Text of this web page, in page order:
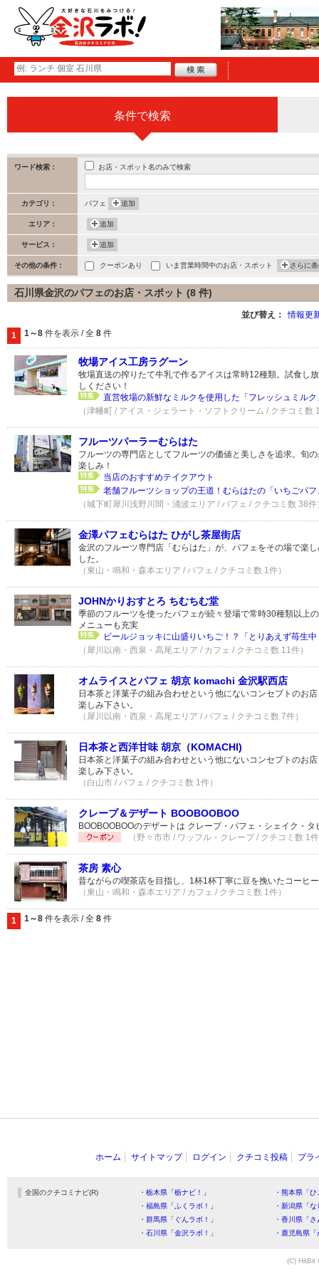
条件で検索
ワード検索： お店・スポット名のみで検索
カテゴリ： パフェ 追加
エリア： 追加
サービス： 追加
その他の条件： クーポンあり いま営業時間中のお店・スポット さらに
石川県金沢のパフェのお店・スポット (8 件)
並び替え： 情報更
1 1～8 件を表示 / 全 8 件
牧場アイス工房ラグーン
牧場直送の搾りたて牛乳で作るアイスは常時12種類。試食し
しください！
直営牧場の新鮮なミルクを使用した「フレッシュミル
（津幡町 / アイス・ジェラート・ソフトクリーム / クチコミ数
フルーツパーラーむらはた
フルーツの専門店としてフルーツの価値と美しさを追求。旬
楽しみ！
当店のおすすめテイクアウト
老舗フルーツショップの王道！むらはたの「いちごパフ
（城下町犀川浅野川間・涌波エリア / パフェ / クチコミ数 38件
金澤パフェむらはた ひがし茶屋街店
金沢のフルーツ専門店「むらはた」が、パフェをその場で楽
した。
（東山・鳴和・森本エリア / パフェ / クチコミ数 1件）
JOHNかりおすとろ ちむちむ堂
季節のフルーツを使ったパフェが続々登場で常時30種類以上
メニューも充実
ビールジョッキに山盛りいちご！？「とりあえず苺生中
（犀川以南・西泉・高尾エリア / カフェ / クチコミ数 11件）
オムライスとパフェ 胡京 komachi 金沢駅西店
日本茶と洋菓子の組み合わせという他にないコンセプトのお
楽しみ下さい。
（犀川以南・西泉・高尾エリア / パフェ / クチコミ数 7件）
日本茶と西洋甘味 胡京（KOMACHI)
日本茶と洋菓子の組み合わせという他にないコンセプトのお
楽しみ下さい。
（白山市 / パフェ / クチコミ数 1件）
クレープ＆デザート BOOBOOBOO
BOOBOOBOOのデザートは クレープ・パフェ・シェイク・
（野々市市 / ワッフル・クレープ / クチコミ数 1
茶房 素心
昔ながらの喫茶店を目指し、1杯1杯丁寧に豆を挽いたコーヒ
（東山・鳴和・森本エリア / カフェ / クチコミ数 1件）
1 1～8 件を表示 / 全 8 件
ホーム サイトマップ ログイン クチコミ投稿 プラ
全国のクチコミナビ(R) ・栃木県「栃ナビ！」
・熊本県「
・福島県「ふくラボ！」
・新潟県「
・群馬県「ぐんラボ！」
・香川県「
・石川県「金沢ラボ！」
・鹿児島県
(C) HitBit